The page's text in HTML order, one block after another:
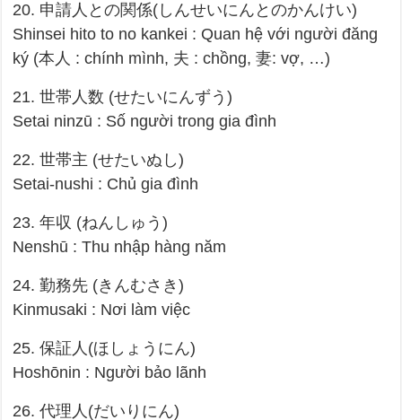
20. 申請人との関係(しんせいにんとのかんけい)
Shinsei hito to no kankei : Quan hệ với người đăng
ký (本人 : chính mình, 夫 : chồng, 妻: vợ, …)
21. 世帯人数 (せたいにんずう)
Setai ninzū : Số người trong gia đình
22. 世帯主 (せたいぬし)
Setai-nushi : Chủ gia đình
23. 年収 (ねんしゅう)
Nenshū : Thu nhập hàng năm
24. 勤務先 (きんむさき)
Kinmusaki : Nơi làm việc
25. 保証人(ほしょうにん)
Hoshōnin : Người bảo lãnh
26. 代理人(だいりにん)